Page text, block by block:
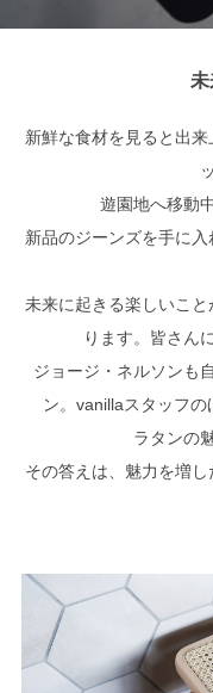
未
新鮮な食材を見ると出
遊園地へ移動
新品のジーンズを手に
未来に起きる楽しいこ
ります。皆さん
ジョージ・ネルソンも
ン。vanillaスタッフの
ラタンの
その答えは、魅力を増